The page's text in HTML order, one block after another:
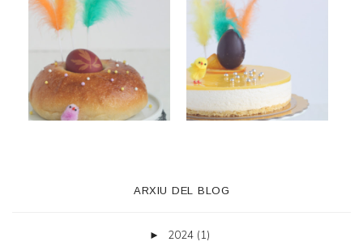
ARXIU DEL BLOG
► 2024 (1)